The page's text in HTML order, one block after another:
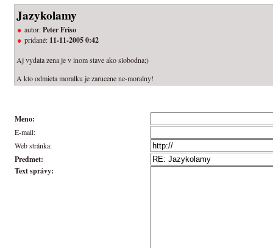
Jazykolamy
autor:Peter Friso
pridané: 11-11-2005 0:42
Aj vydata zena je v inom stave ako slobodna;)
A kto odmieta moralku je zarucene ne-moralny!
Meno:
E-mail:
Web stránka:
Predmet:
Text správy: